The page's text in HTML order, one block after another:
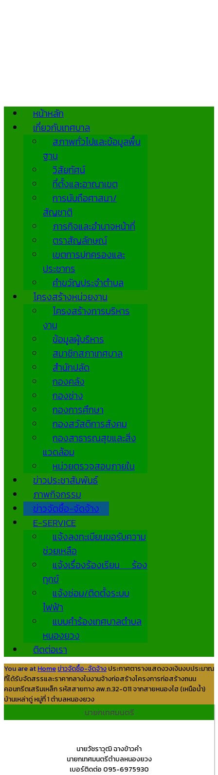
หน้าหลัก
เกี่ยวกับเทศบาล
สภาพทั่วไปและข้อมูลพื้น
ฐาน
วิสัยทัศน์
ที่ตั้งและอาณาเขต
การนับถือศาสนา/
สัญชาติ
ภารกิจและอำนาจหน้าที่
ตราสัญลักษณ์
เขตการปกครองและ
ประชากร
คำขวัญประจำตำบล
โครงสร้างหน่วยงาน
โครงสร้างการบริหาร
งาน
ข้อมูลผู้บริหาร
สมาชิกสภาเทศบาล
สำนักปลัด
กองคลัง
กองช่าง
กองการศึกษา
กองสวัสดิการสังคม
กองสาธารณสุขและสิ่ง
แวดล้อม
หน่วยตรวจสอบภายใน
ข่าวประชาสัมพันธ์
ภาพกิจกรรม
ข่าวจัดซื้อ-จัดจ้าง
E-SERVICE
แจ้งลงทะเบียนขอรับความ
ช่วยเหลือ
แจ้งเรื่องร้องเรียน ร้อง
ทุกข์
แจ้งซ่อม/ติดตั้งระบบ
ไฟฟ้า
แบบคำร้องเทศบาลตำบล
หนองยวง
ติดต่อเรา
You are atHomeข่าวจัดซื้อ-จัดจ้างประกาศตารางแสดงวงเงินงบประมาณ
ที่ได้รับจัดสรรและราคากลางในงานจ้างก่อสร้างโครงการก่อสร้างถนน
คอนกรีตเสริมเหล็ก รหัสสายทาง ลพ.ถ.32-011 จากสายหนองไฮ (เหนือน้ำ)
บ้านเหล่าดู่ หมู่ที่ 1 ตำบลหนองยวง
นายกเทศมนตรี
นายวัชราวุฒิ ฉางข้าวคำ
นายกเทศมนตรีตำบลหนองยวง
เบอร์ติดต่อ 095-6975930